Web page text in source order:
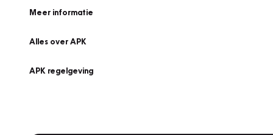
Meer informatie
Alles over APK
APK regelgeving